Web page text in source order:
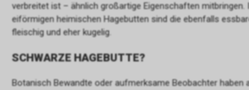
verbreitet ist – ähnlich großartige Eigenschaften
eiförmigen heimischen Hagebutten sind die ebenfalls
fleischig und eher kugelig.
SCHWARZE HAGEBUTTE?
Botanisch Bewandte oder aufmerksame Beobachter